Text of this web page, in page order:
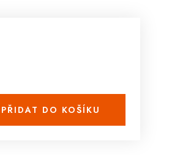
PŘIDAT DO KOŠÍKU